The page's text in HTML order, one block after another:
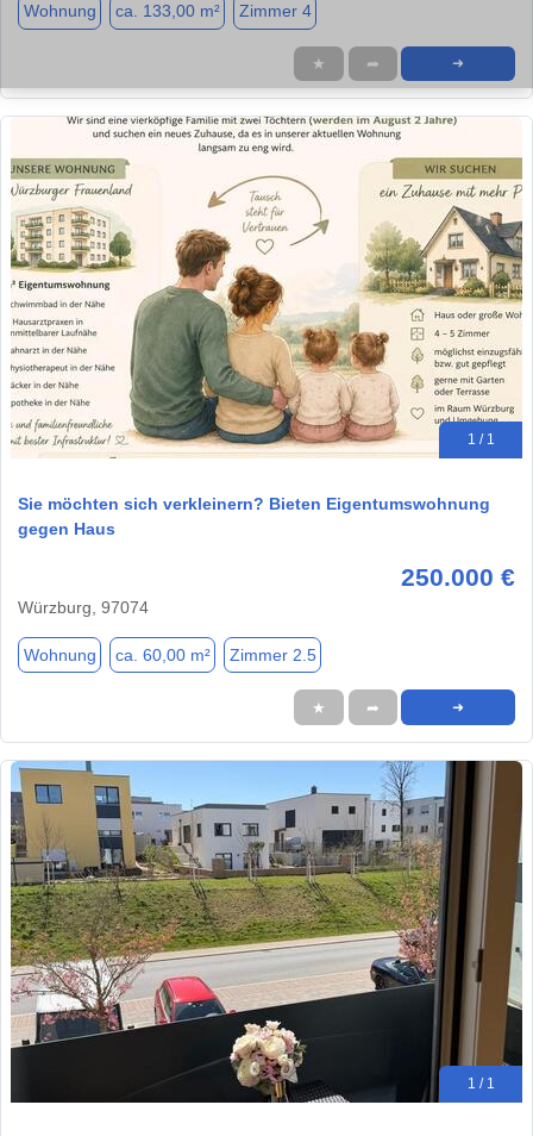
Wohnung ca. 133,00 m² Zimmer 4
★ ➦ ➜
1 / 1
Sie möchten sich verkleinern? Bieten Eigentumswohnung
gegen Haus
250.000 €
Würzburg, 97074
Wohnung ca. 60,00 m² Zimmer 2.5
★ ➦ ➜
1 / 1